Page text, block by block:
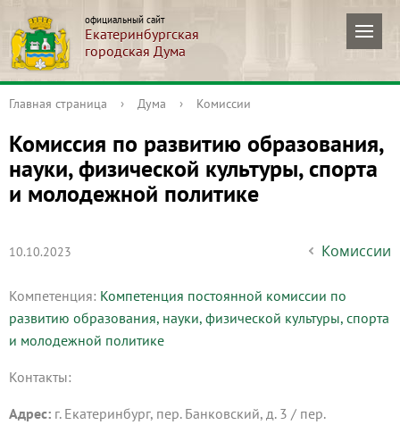
официальный сайт
Екатеринбургская
городская Дума
Главная страница › Дума › Комиссии
Комиссия по развитию образования,
науки, физической культуры, спорта
и молодежной политике
10.10.2023 Комиссии
Компетенция: Компетенция постоянной комиссии по
развитию образования, науки, физической культуры, спорта
и молодежной политике
Контакты:
Адрес: г. Екатеринбург, пер. Банковский, д. 3 / пер.